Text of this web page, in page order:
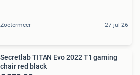
Zoetermeer 27 jul 26
Secretlab TITAN Evo 2022 T1 gaming
chair red black